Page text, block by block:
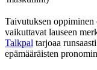
Taivutuksen oppiminen
vaikuttavat lauseen
Talkpal tarjoaa
epämääräisten